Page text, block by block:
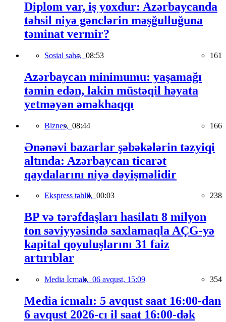
Diplom var, iş yoxdur: Azərbaycanda
təhsil niyə gənclərin məşğulluğuna
təminat vermir?
Sosial sahə, 08:53 161
Azərbaycan minimumu: yaşamağı
təmin edən, lakin müstəqil həyata
yetməyən əməkhaqqı
Biznes, 08:44 166
Ənənəvi bazarlar şəbəkələrin təzyiqi
altında: Azərbaycan ticarət
qaydalarını niyə dəyişməlidir
Ekspress təhlil, 00:03 238
BP və tərəfdaşları hasilatı 8 milyon
ton səviyyəsində saxlamaqla AÇG-yə
kapital qoyuluşlarını 31 faiz
artırıblar
Media İcmalı, 06 avqust, 15:09 354
Media icmalı: 5 avqust saat 16:00-dan
6 avqust 2026-cı il saat 16:00-dək